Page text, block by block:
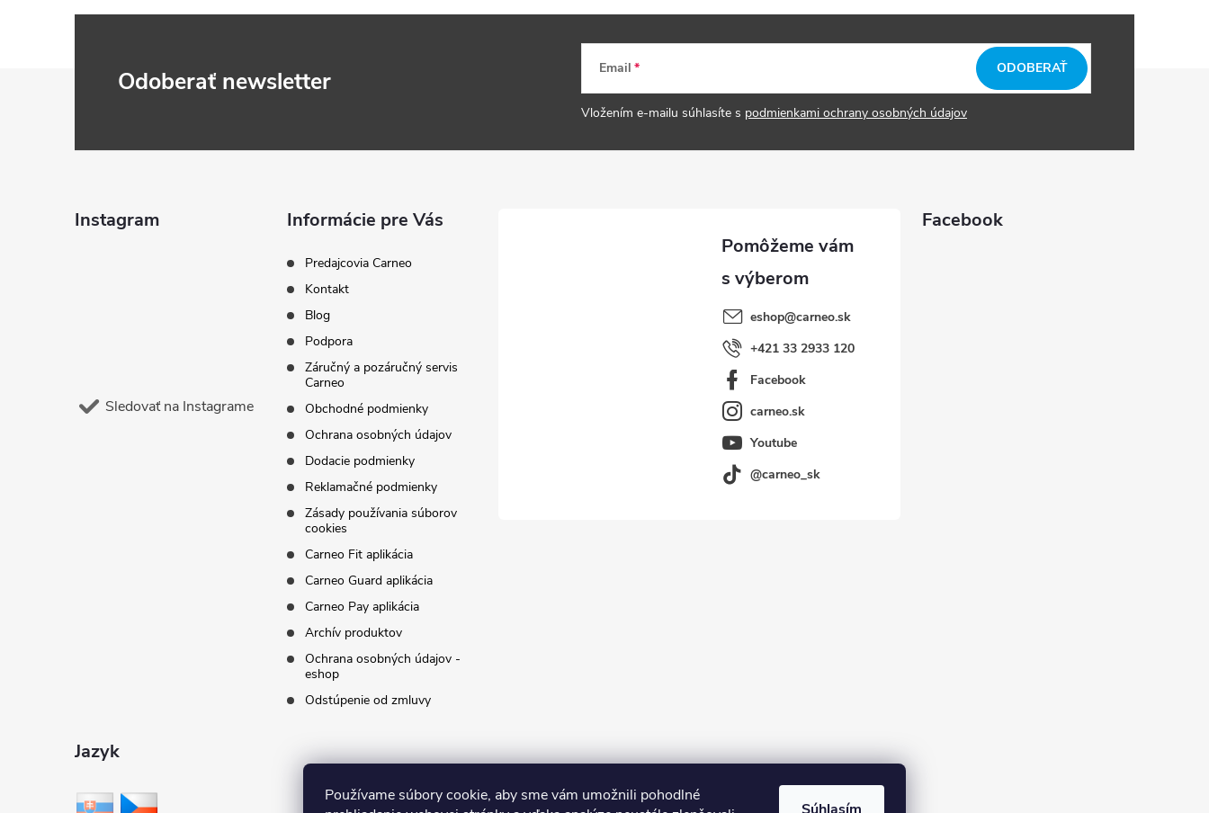
Používame súbory cookie, aby sme vám umožnili pohodlné
Odoberať newsletter Email
Vložením e-mailu súhlasíte s podmienkami ochrany osobných údajov
ODOBERAŤ
Instagram
Sledovať na Instagrame
Informácie pre Vás
Predajcovia Carneo
Kontakt
Blog
Podpora
Záručný a pozáručný servis
Carneo
Obchodné podmienky
Ochrana osobných údajov
Dodacie podmienky
Reklamačné podmienky
Zásady používania súborov
cookies
Carneo Fit aplikácia
Carneo Guard aplikácia
Carneo Pay aplikácia
Archív produktov
Ochrana osobných údajov -
eshop
Odstúpenie od zmluvy
eshop@carneo.sk
+421 33 2933 120
Facebook
carneo.sk
Youtube
@carneo_sk
Facebook
Jazyk